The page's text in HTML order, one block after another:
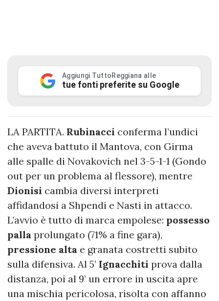
Aggiungi TuttoReggiana alle
tue fonti preferite su Google
LA PARTITA. Rubinacci conferma l’undici
che aveva battuto il Mantova, con Girma
alle spalle di Novakovich nel 3-5-1-1 (Gondo
out per un problema al flessore), mentre
Dionisi cambia diversi interpreti
affidandosi a Shpendi e Nasti in attacco.
L’avvio è tutto di marca empolese: possesso
palla prolungato (71% a fine gara),
pressione alta e granata costretti subito
sulla difensiva. Al 5’ Ignacchiti prova dalla
distanza, poi al 9’ un errore in uscita apre
una mischia pericolosa, risolta con affanno